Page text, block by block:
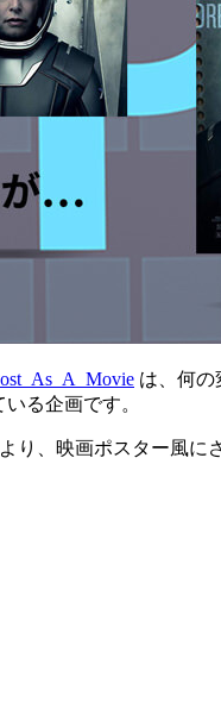
は、何の
る企画です。
より、映画ポスター風